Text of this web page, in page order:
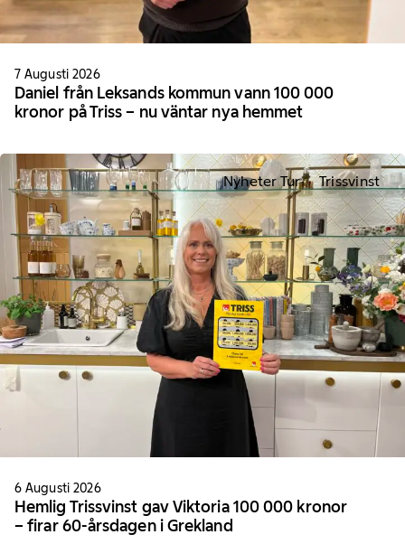
7 Augusti 2026
Daniel från Leksands kommun vann 100 000
kronor på Triss – nu väntar nya hemmet
Nyheter Tur Trissvinst
6 Augusti 2026
Hemlig Trissvinst gav Viktoria 100 000 kronor
– firar 60-årsdagen i Grekland